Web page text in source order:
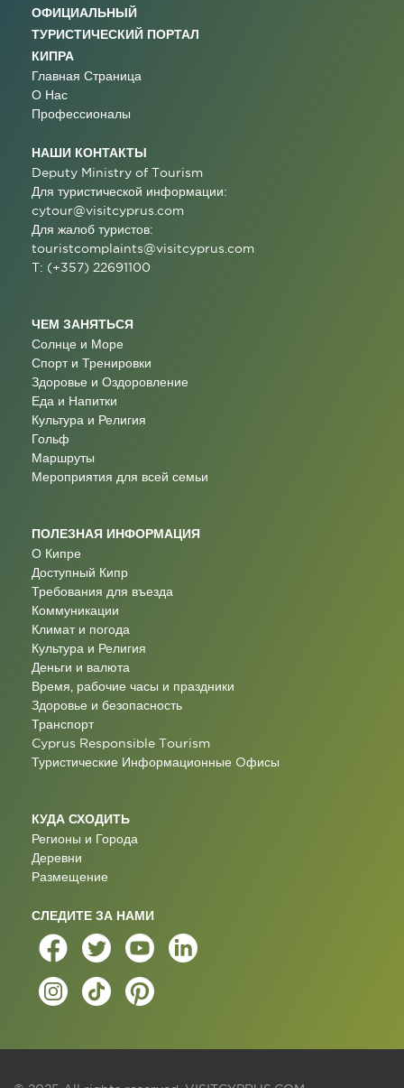
ОФИЦИАЛЬНЫЙ
ТУРИСТИЧЕСКИЙ ПОРТАЛ
КИПРА
Главная Страница
О Нас
Профессионалы
НАШИ КОНТАКТЫ
Deputy Ministry of Tourism
Для туристической информации:
cytour@visitcyprus.com
Для жалоб туристов:
touristcomplaints@visitcyprus.com
T: (+357) 22691100
ЧЕМ ЗАНЯТЬСЯ
Солнце и Море
Спорт и Тренировки
Здоровье и Оздоровление
Еда и Напитки
Культура и Религия
Гольф
Маршруты
Мероприятия для всей семьи
ПОЛЕЗНАЯ ИНФОРМАЦИЯ
О Кипре
Доступный Кипр
Требования для въезда
Коммуникации
Климат и погода
Культура и Религия
Деньги и валюта
Время, рабочие часы и праздники
Здоровье и безопасность
Транспорт
Cyprus Responsible Tourism
Туристические Информационные Oфисы
КУДА СХОДИТЬ
Регионы и Города
Деревни
Размещение
СЛЕДИТЕ ЗА НАМИ